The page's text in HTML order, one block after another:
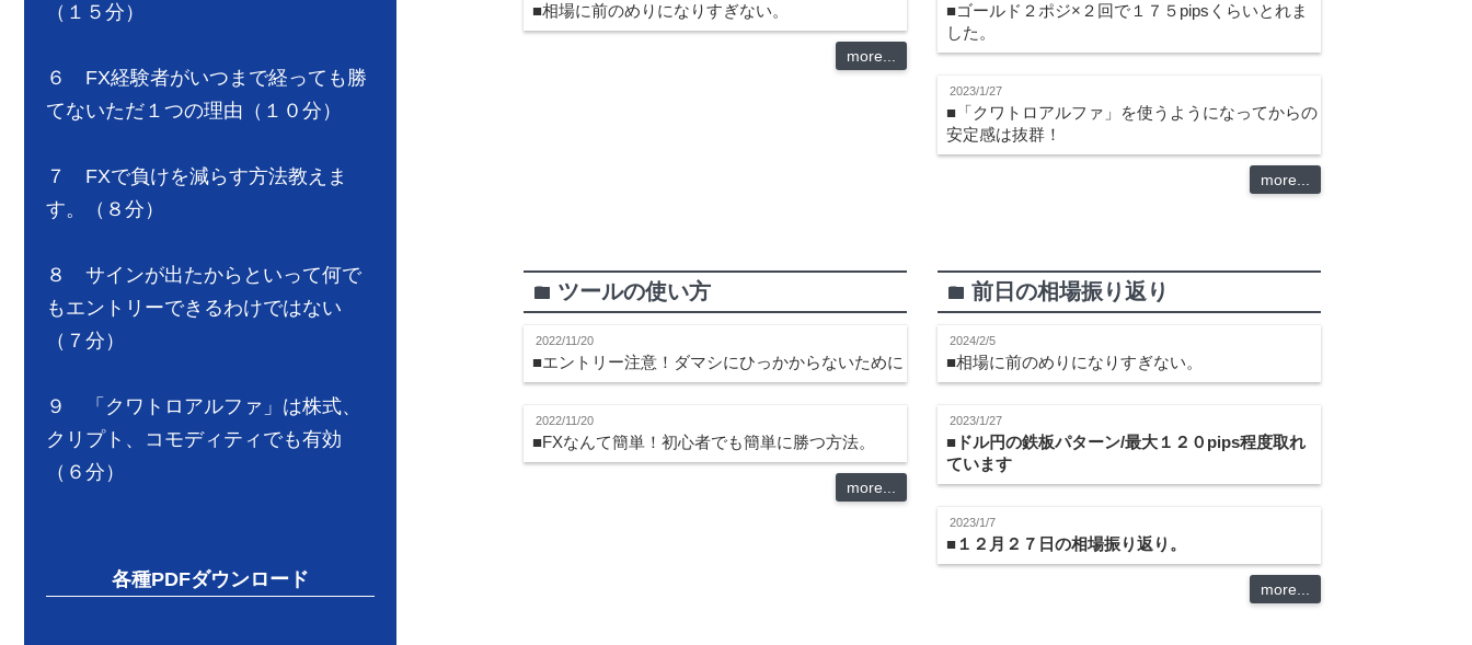
■相場に前のめりになりすぎない。
more...
■ゴールド２ポジ×２回で１７５pipsくらいとれま
した。
2023/1/27
■「クワトロアルファ」を使うようになってからの
安定感は抜群！
more...
folder ツールの使い方
2022/11/20
■エントリー注意！ダマシにひっかからないために
2022/11/20
■FXなんて簡単！初心者でも簡単に勝つ方法。
more...
folder 前日の相場振り返り
2024/2/5
■相場に前のめりになりすぎない。
2023/1/27
■ドル円の鉄板パターン/最大１２０pips程度取れ
ています
2023/1/7
■ １２月２７日の相場振り返り。
more...
（１５分）
６ FX経験者がいつまで経っても勝
てないただ１つの理由（１０分）
７ FXで負けを減らす方法教えま
す。（８分）
８ サインが出たからといって何で
もエントリーできるわけではない
（７分）
９ 「クワトロアルファ」は株式、
クリプト、コモディティでも有効
（６分）
各種PDFダウンロード